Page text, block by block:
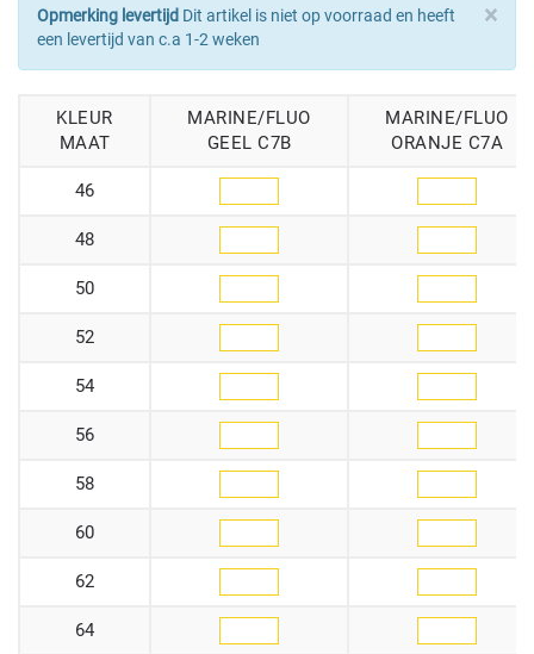
×
Opmerking levertijd Dit artikel is niet op voorraad en heeft
een levertijd van c.a 1-2 weken
KLEUR
MAAT
MARINE/FLUO
GEEL C7B
MARINE/FLUO
ORANJE C7A
46
48
50
52
54
56
58
60
62
64